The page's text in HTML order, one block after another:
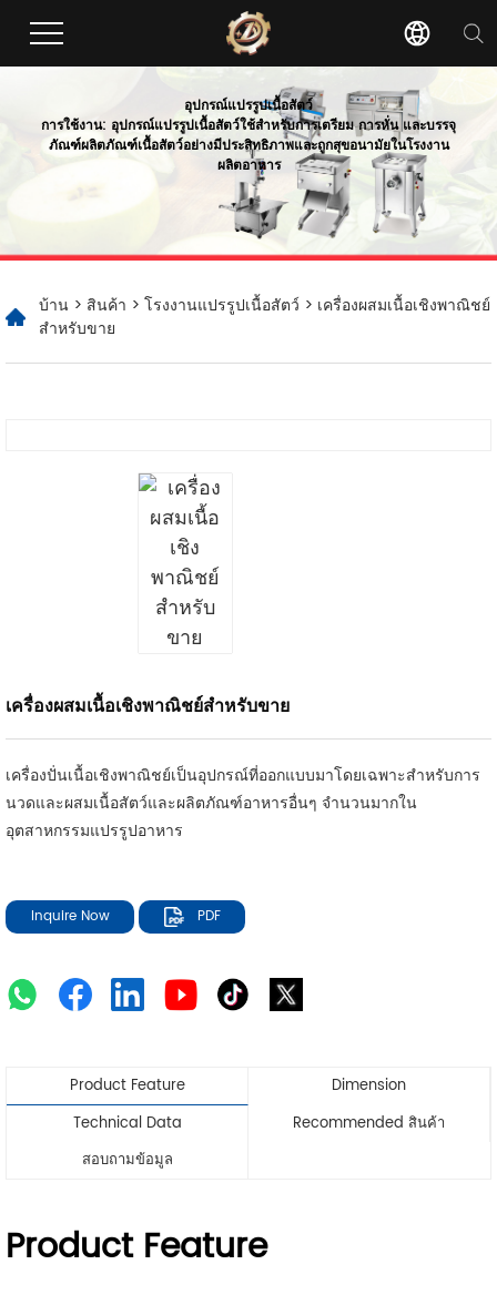
อุปกรณ์แปรรูปเนื้อสัตว์
การใช้งาน: อุปกรณ์แปรรูปเนื้อสัตว์ใช้สำหรับการเตรียม การหั่น และบรรจุ
ภัณฑ์ผลิตภัณฑ์เนื้อสัตว์อย่างมีประสิทธิภาพและถูกสุขอนามัยในโรงงาน
ผลิตอาหาร
บ้าน > สินค้า > โรงงานแปรรูปเนื้อสัตว์ > เครื่องผสมเนื้อเชิงพาณิชย์
สำหรับขาย
เครื่องผสมเนื้อเชิงพาณิชย์สำหรับขาย
เครื่องปั่นเนื้อเชิงพาณิชย์เป็นอุปกรณ์ที่ออกแบบมาโดยเฉพาะสำหรับการ
นวดและผสมเนื้อสัตว์และผลิตภัณฑ์อาหารอื่นๆ จำนวนมากใน
อุตสาหกรรมแปรรูปอาหาร
Inquire Now PDF
Product Feature
Dimension
Technical Data
Recommended สินค้า
สอบถามข้อมูล
Product Feature